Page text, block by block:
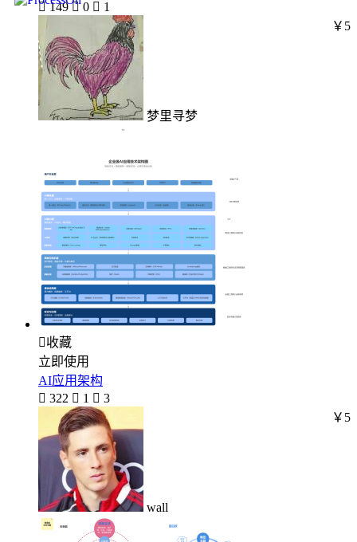
 149  0  1
梦里寻梦
￥5
收藏
立即使用
AI应用架构
 322  1  3
wall
￥5